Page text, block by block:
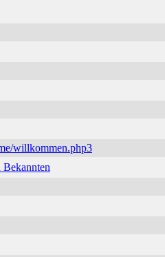
willkommen.php3
Bekannten